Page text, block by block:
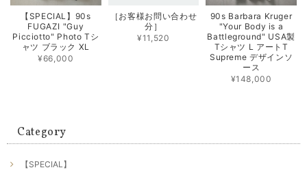
【SPECIAL】90s
FUGAZI "Guy
Picciotto" Photo Tシ
ャツ ブラック XL
¥66,000
［お客様お問い合わせ
分］
¥11,520
90s Barbara Kruger
"Your Body is a
Battleground" USA製
Tシャツ L アートT
Supreme デザインソ
ース
¥148,000
Category
【SPECIAL】